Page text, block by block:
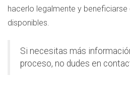
hacerlo legalmente y beneficiarse
disponibles.
Si necesitas más
proceso, no dudes en